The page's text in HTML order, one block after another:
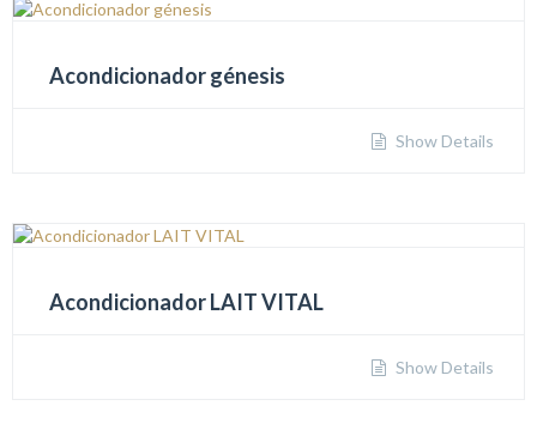
Acondicionador génesis
Show Details
Acondicionador LAIT VITAL
Show Details